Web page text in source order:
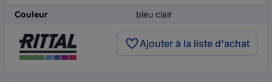
Couleur
bleu clair
Ajouter à la liste d'achat